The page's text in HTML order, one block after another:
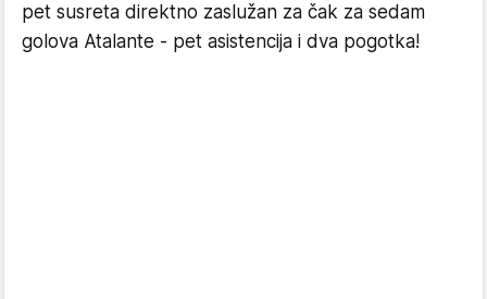
pet susreta direktno zaslužan za čak za sedam
golova Atalante - pet asistencija i dva pogotka!